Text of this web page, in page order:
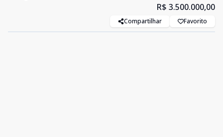
R$ 3.500.000,00
Compartilhar Favorito